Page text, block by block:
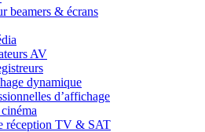
beamers & écrans
AV
dynamique
d’affichage
réception TV & SAT